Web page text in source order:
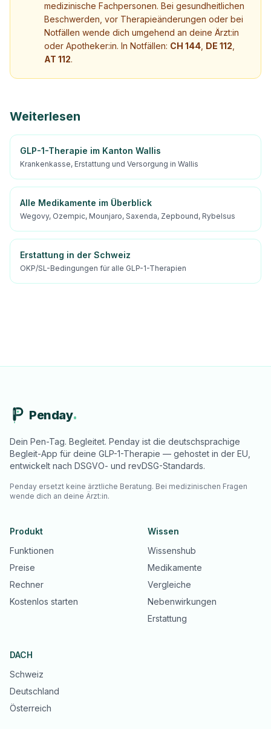
medizinische Fachpersonen. Bei gesundheitlichen
Beschwerden, vor Therapieänderungen oder bei
Notfällen wende dich umgehend an deine Ärzt:in
oder Apotheker:in. In Notfällen: CH 144 DE 112
AT 112.
Weiterlesen
GLP-1-Therapie im Kanton Wallis
Krankenkasse, Erstattung und Versorgung in Wallis
Alle Medikamente im Überblick
Wegovy, Ozempic, Mounjaro, Saxenda, Zepbound, Rybelsus
Erstattung in der Schweiz
OKP/SL-Bedingungen für alle GLP-1-Therapien
Penday
Dein Pen-Tag. Begleitet. Penday ist die deutschsprachige
Begleit-App für deine GLP-1-Therapie — gehostet in der EU,
entwickelt nach DSGVO- und revDSG-Standards.
Penday ersetzt keine ärztliche Beratung. Bei medizinischen Fragen
wende dich an deine Ärzt:in.
Produkt
Funktionen
Preise
Rechner
Kostenlos starten
Wissen
Wissenshub
Medikamente
Vergleiche
Nebenwirkungen
Erstattung
DACH
Schweiz
Deutschland
Österreich